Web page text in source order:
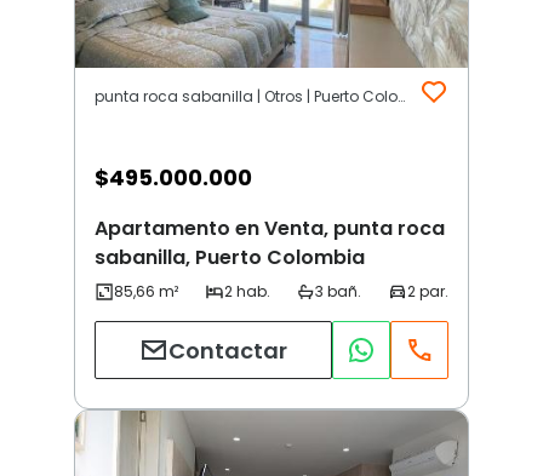
punta roca sabanilla | Otros | Puerto Colombia
$495.000.000
Apartamento en Venta, punta roca
sabanilla, Puerto Colombia
Contactar